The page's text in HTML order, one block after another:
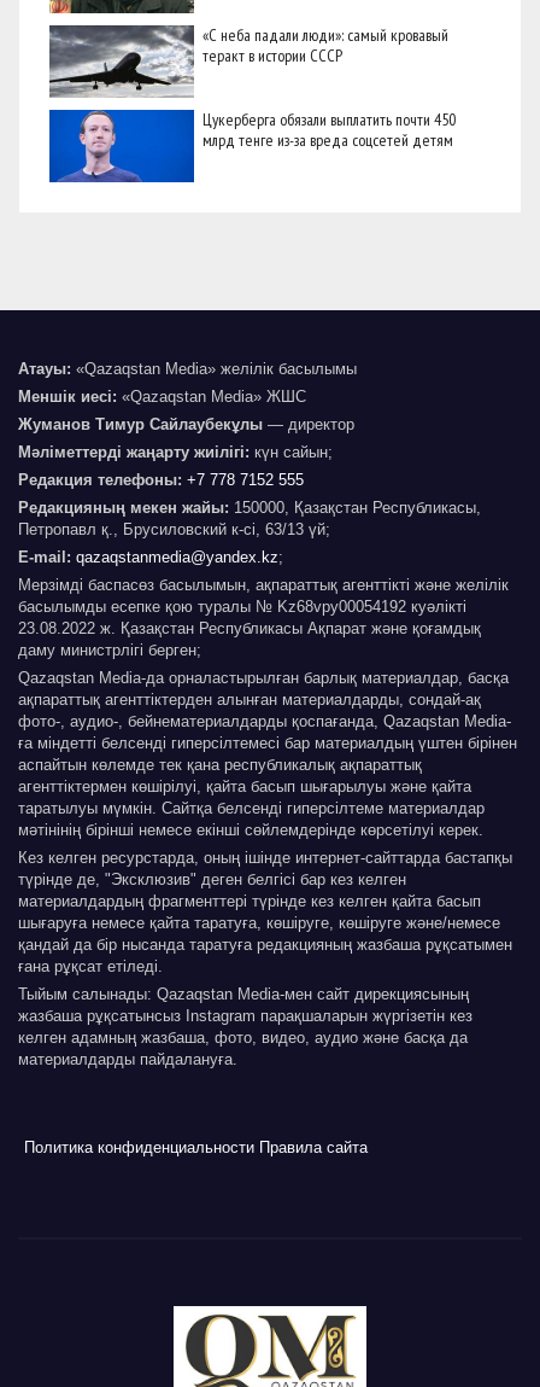
«С неба падали люди»: самый кровавый
теракт в истории СССР
Цукерберга обязали выплатить почти 450
млрд тенге из-за вреда соцсетей детям
Атауы: «Qazaqstan Media» желілік басылымы
Меншік иесі: «Qazaqstan Media» ЖШС
Жуманов Тимур Сайлаубекұлы — директор
Мәліметтерді жаңарту жиілігі: күн сайын;
Редакция телефоны: +7 778 7152 555
Редакцияның мекен жайы: 150000, Қазақстан Республикасы,
Петропавл қ., Брусиловский к-сі, 63/13 үй;
E-mail: qazaqstanmedia@yandex.kz;
Мерзімді баспасөз басылымын, ақпараттық агенттікті және желілік
басылымды есепке қою туралы № Kz68vpy00054192 куәлікті
23.08.2022 ж. Қазақстан Республикасы Ақпарат және қоғамдық
даму министрлігі берген;
Qazaqstan Media-да орналастырылған барлық материалдар, басқа
ақпараттық агенттіктерден алынған материалдарды, сондай-ақ
фото-, аудио-, бейнематериалдарды қоспағанда, Qazaqstan Media-
ға міндетті белсенді гиперсілтемесі бар материалдың үштен бірінен
аспайтын көлемде тек қана республикалық ақпараттық
агенттіктермен көшірілуі, қайта басып шығарылуы және қайта
таратылуы мүмкін. Сайтқа белсенді гиперсілтеме материалдар
мәтінінің бірінші немесе екінші сөйлемдерінде көрсетілуі керек.
Кез келген ресурстарда, оның ішінде интернет-сайттарда бастапқы
түрінде де, "Эксклюзив" деген белгісі бар кез келген
материалдардың фрагменттері түрінде кез келген қайта басып
шығаруға немесе қайта таратуға, көшіруге, көшіруге және/немесе
қандай да бір нысанда таратуға редакцияның жазбаша рұқсатымен
ғана рұқсат етіледі.
Тыйым салынады: Qazaqstan Media-мен сайт дирекциясының
жазбаша рұқсатынсыз Instagram парақшаларын жүргізетін кез
келген адамның жазбаша, фото, видео, аудио және басқа да
материалдарды пайдалануға.
Политика конфиденциальности Правила сайта